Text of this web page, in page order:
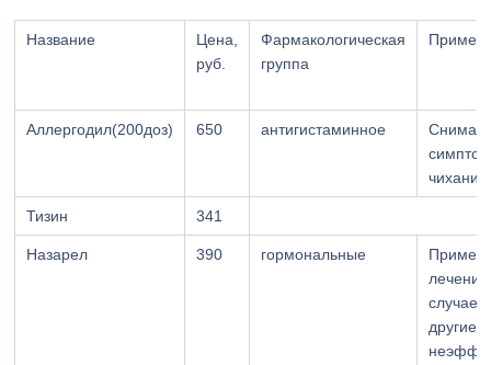
Название
Цена,
руб.
Фармакологическая
группа
Аллергодил(200доз) 650 антигистаминное
Тизин 341
Назарел 390 гормональные
другие